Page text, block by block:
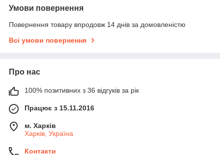
Умови повернення
Повернення товару впродовж 14 днів за домовленістю
Всі умови повернення
Про нас
100% позитивних з 36 відгуків за рік
Працює з 15.11.2016
м. Харків
Харків, Україна
Контакти